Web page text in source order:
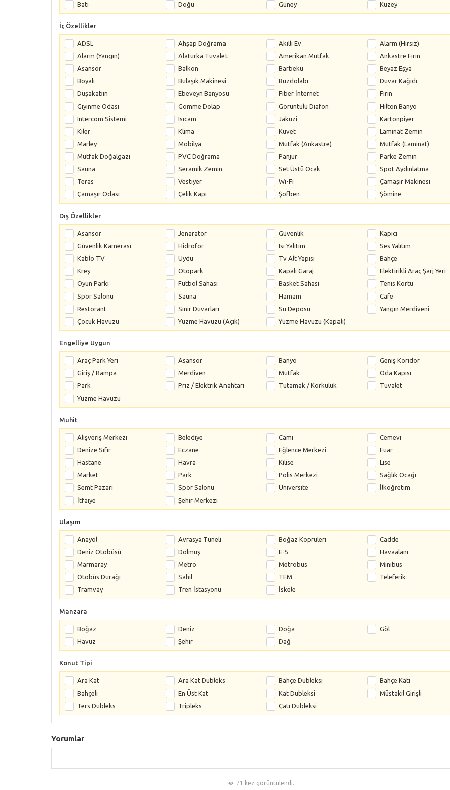
Batı Doğu Güney Kuzey
İç Özellikler
ADSL Ahşap Doğrama Akıllı Ev
Alarm (Hırsız)
Alarm (Yangın)
Alaturka Tuvalet Amerikan Mutfak
Ankastre Fırın
Asansör
Balkon Barbekü
Beyaz Eşya
Boyalı
Bulaşık Makinesi Buzdolabı
Duvar Kağıdı
Duşakabin
Ebeveyn Banyosu Fiber İnternet
Fırın
Giyinme Odası
Gömme Dolap Görüntülü Diafon
Hilton Banyo
Intercom Sistemi
Isıcam Jakuzi
Kartonpiyer
Kiler
Klima Küvet
Laminat Zemin
Marley
Mobilya Mutfak (Ankastre)
Mutfak (Laminat)
Mutfak Doğalgazı
PVC Doğrama Panjur
Parke Zemin
Sauna
Seramik Zemin Set Üstü Ocak
Spot Aydınlatma
Teras
Vestiyer Wi-Fi
Çamaşır Makinesi
Çamaşır Odası
Çelik Kapı Şofben Şömine
Dış Özellikler
Asansör Jenaratör Güvenlik
Kapıcı
Güvenlik Kamerası
Hidrofor Isı Yalıtım
Ses Yalıtım
Kablo TV
Uydu Tv Alt Yapısı
Bahçe
Kreş
Otopark Kapalı Garaj
Elektirikli Araç Şarj Yeri
Oyun Parkı
Futbol Sahası Basket Sahası
Tenis Kortu
Spor Salonu
Sauna Hamam
Cafe
Restorant
Sınır Duvarları Su Deposu
Yangın Merdiveni
Çocuk Havuzu
Yüzme Havuzu (Açık) Yüzme Havuzu (Kapalı)
Engelliye Uygun
Araç Park Yeri Asansör Banyo
Geniş Koridor
Giriş / Rampa
Merdiven Mutfak
Oda Kapısı
Park
Priz / Elektrik Anahtarı Tutamak / Korkuluk
Tuvalet
Yüzme Havuzu
Muhit
Alışveriş Merkezi Belediye Cami
Cemevi
Denize Sıfır
Eczane Eğlence Merkezi
Fuar
Hastane
Havra Kilise
Lise
Market
Park Polis Merkezi
Sağlık Ocağı
Semt Pazarı
Spor Salonu Üniversite
İlköğretim
İtfaiye
Şehir Merkezi
Ulaşım
Anayol Avrasya Tüneli Boğaz Köprüleri
Cadde
Deniz Otobüsü
Dolmuş E-5
Havaalanı
Marmaray
Metro Metrobüs
Minibüs
Otobüs Durağı
Sahil TEM
Teleferik
Tramvay
Tren İstasyonu İskele
Manzara
Boğaz Deniz Doğa
Göl
Havuz
Şehir Dağ
Konut Tipi
Ara Kat Ara Kat Dubleks Bahçe Dubleksi
Bahçe Katı
Bahçeli
En Üst Kat Kat Dubleksi
Müstakil Girişli
Ters Dubleks
Tripleks Çatı Dubleksi
Yorumlar
71 kez görüntülendi.